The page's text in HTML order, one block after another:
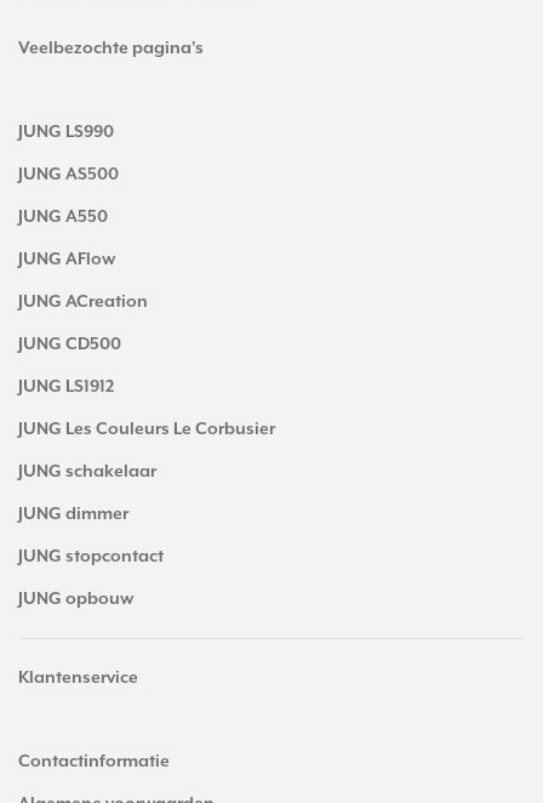
Veelbezochte pagina's
JUNG LS990
JUNG AS500
JUNG A550
JUNG AFlow
JUNG ACreation
JUNG CD500
JUNG LS1912
JUNG Les Couleurs Le Corbusier
JUNG schakelaar
JUNG dimmer
JUNG stopcontact
JUNG opbouw
Klantenservice
Contactinformatie